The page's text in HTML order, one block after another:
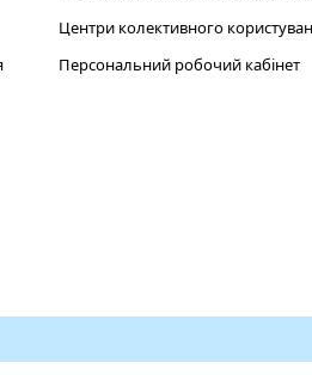
Центри колективного
Персональний робочий кабінет